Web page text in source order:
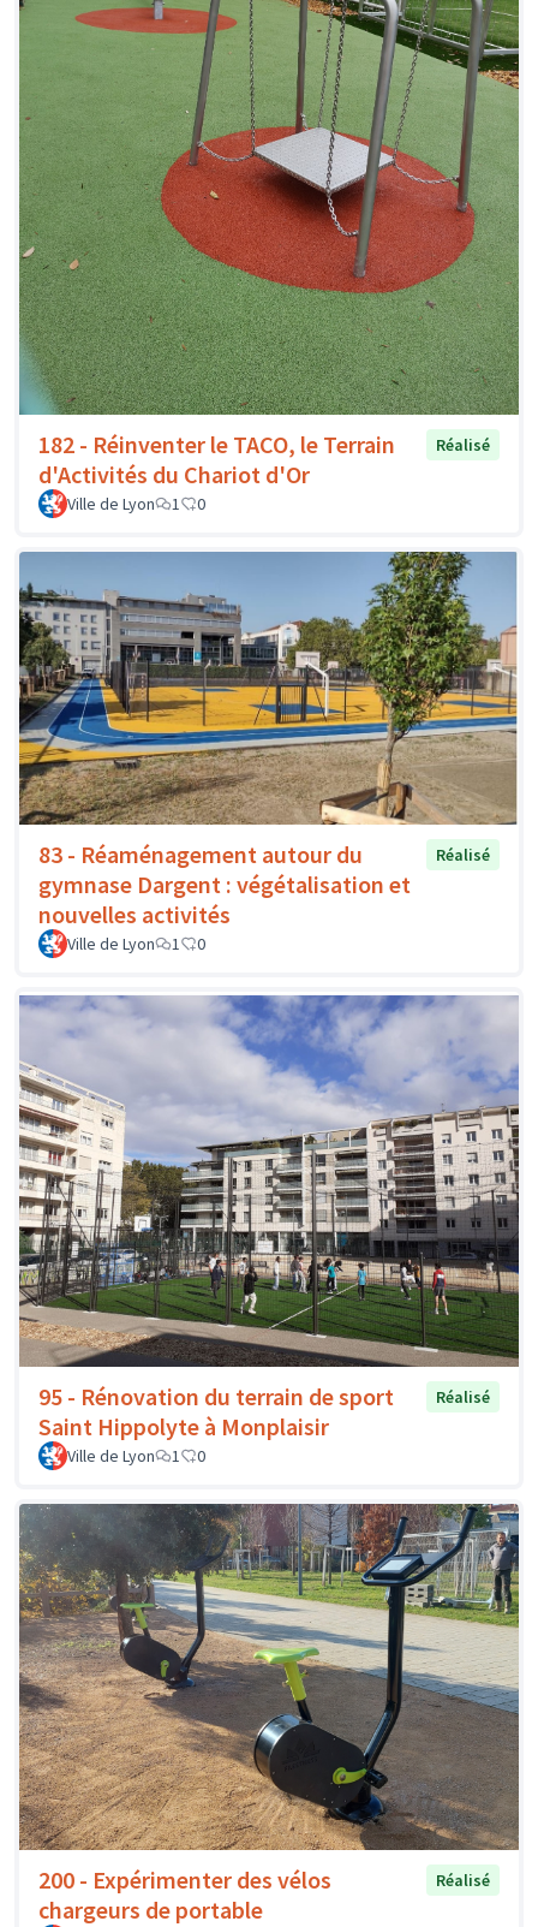
182 - Réinventer le TACO, le Terrain
d'Activités du Chariot d'Or
Réalisé
Ville de Lyon 1 0
83 - Réaménagement autour du
gymnase Dargent : végétalisation et
nouvelles activités
Réalisé
Ville de Lyon 1 0
95 - Rénovation du terrain de sport
Saint Hippolyte à Monplaisir
Réalisé
Ville de Lyon 1 0
200 - Expérimenter des vélos
chargeurs de portable
Réalisé